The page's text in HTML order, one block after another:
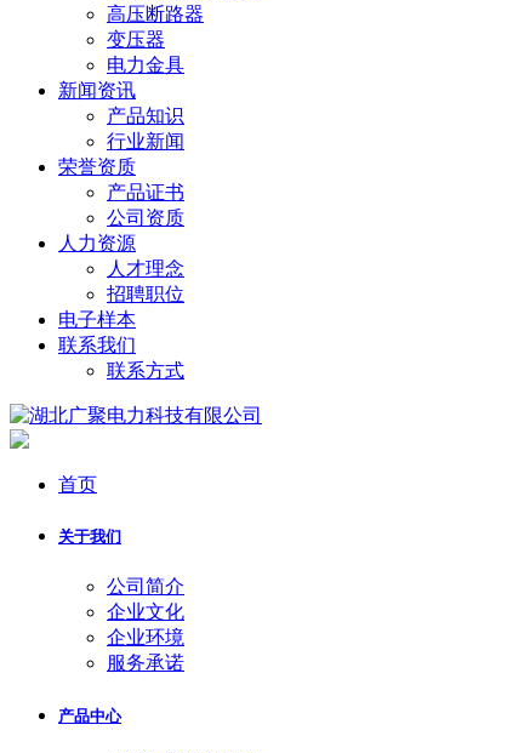
高压断路器
变压器
电力金具
新闻资讯
产品知识
行业新闻
荣誉资质
产品证书
公司资质
人力资源
人才理念
招聘职位
电子样本
联系我们
联系方式
首页
关于我们
公司简介
企业文化
企业环境
服务承诺
产品中心